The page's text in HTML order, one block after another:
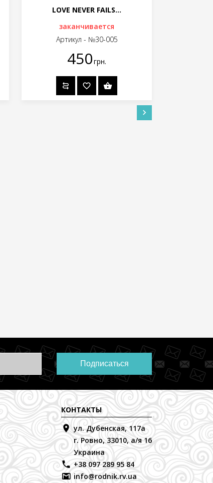
LOVE NEVER FAILS...
заканчивается
Артикул - №30-005
450грн.
Подписаться
КОНТАКТЫ
ул. Дубенская, 117а
г. Ровно, 33010, а/я 16
Украина
+38 097 289 95 84
info@rodnik.rv.ua